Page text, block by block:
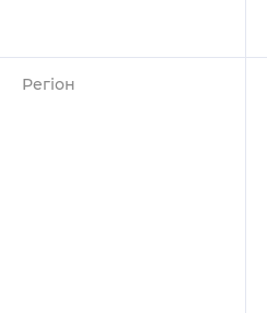
Регіон